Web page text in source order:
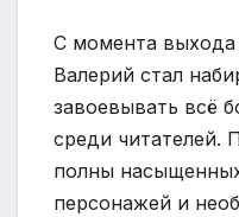
С момента выхода
Валерий стал
завоевывать всё
среди читателей.
полны
персонажей и